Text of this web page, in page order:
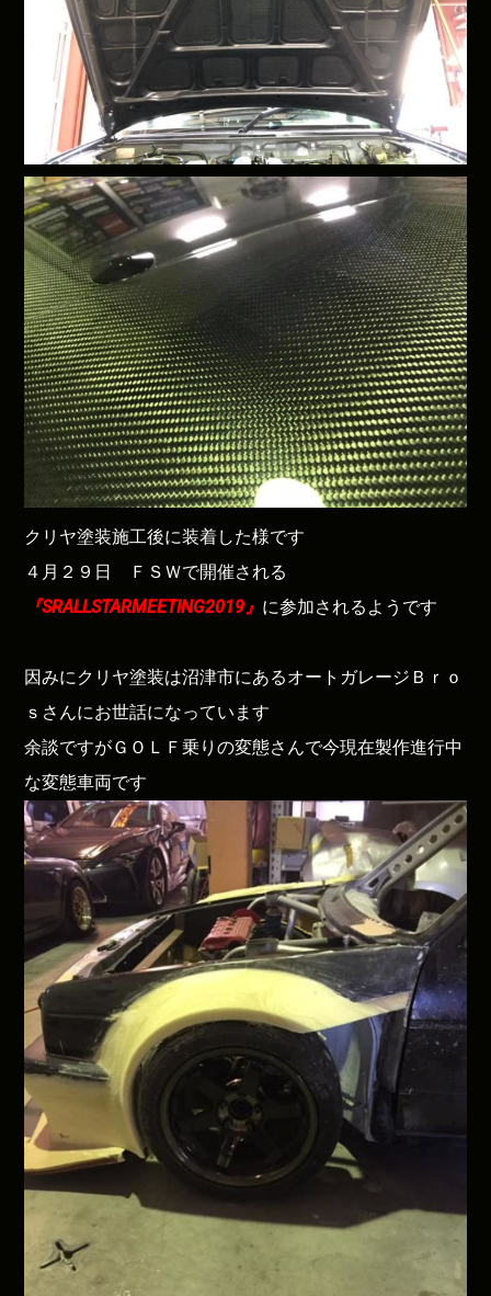
クリヤ塗装施工後に装着した様です
４月２９日 ＦＳＷで開催される
『SRALLSTARMEETING2019』 に参加されるようです
因みにクリヤ塗装は沼津市にあるオートガレージＢｒｏ
ｓさんにお世話になっています
余談ですがＧＯＬＦ乗りの変態さんで今現在製作進行中
な変態車両です